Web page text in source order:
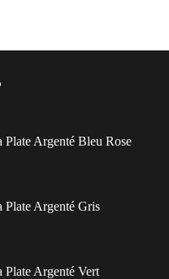
Plate Argenté Bleu Rose
Plate Argenté Gris
Plate Argenté Vert